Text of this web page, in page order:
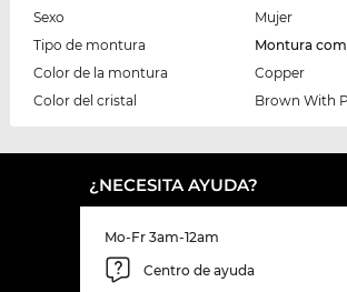
Sexo
Mujer
Tipo de montura
Montura
Color de la montura
Copper
Color del cristal
Brown With
¿NECESITA AYUDA?
Mo-Fr 3am-12am
Centro de ayuda